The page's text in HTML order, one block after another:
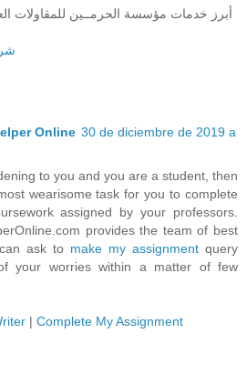
أبرز خدمات مؤسسة الحرمــين للمقاولات
Online 30 de diciembre de 2019 a
to you and you are a student, then
wearisome task for you to complete
assigned by your professors.
provides the team of best
ask to make my assignment query
your worries within a matter of few
| Complete My Assignment